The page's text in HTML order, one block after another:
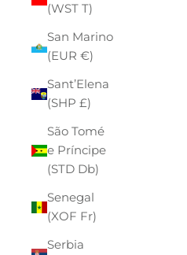
(WST T)
San Marino
(EUR €)
Sant’Elena
(SHP £)
São Tomé
e Príncipe
(STD Db)
Senegal
(XOF Fr)
Serbia